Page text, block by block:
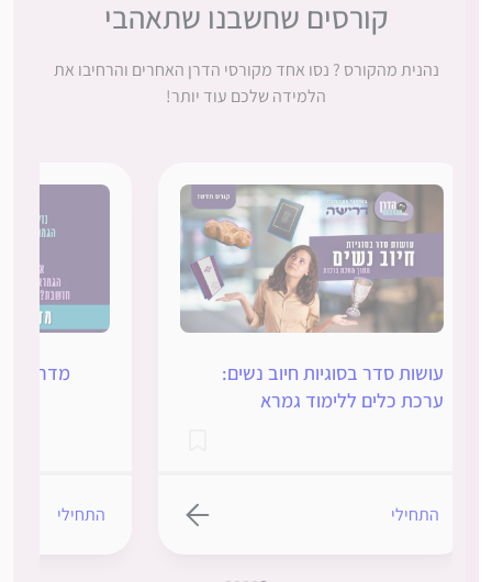
קורסים שחשבנו שתאהבי
נהנית מהקורס ? נסו אחד מקורסי הדרן האחרים והרחיבו את
הלמידה שלכם עוד יותר!
עושות סדר בסוגיות חיוב נשים:
ערכת כלים ללימוד גמרא
התחילי
מדריך
התחילי